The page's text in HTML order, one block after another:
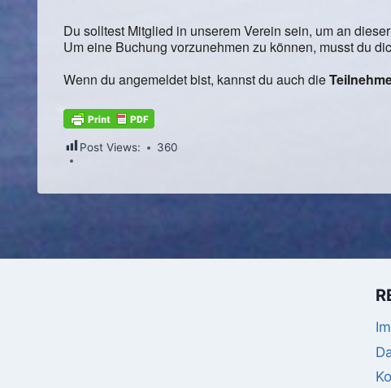
Du solltest Mitglied in unserem Verein sein, um an
Um eine Buchung vorzunehmen zu können, musst du
Wenn du angemeldet bist, kannst du auch die
Post Views: 360